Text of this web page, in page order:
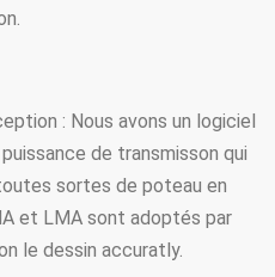
: Nous avons un logiciel
de transmisson qui
sortes de poteau en
et LMA sont adoptés par
le dessin accuratly.